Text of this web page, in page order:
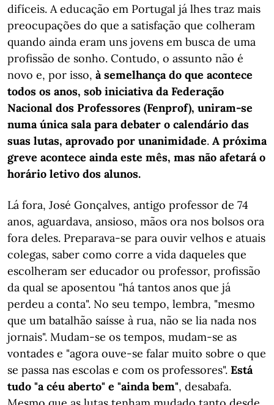
difíceis. A educação em Portugal já lhes traz mais
preocupações do que a satisfação que colheram
quando ainda eram uns jovens em busca de uma
profissão de sonho. Contudo, o assunto não é
novo e, por isso, à semelhança do que acontece
todos os anos, sob iniciativa da Federação
Nacional dos Professores (Fenprof), uniram-se
numa única sala para debater o calendário das
suas lutas, aprovado por unanimidade. A próxima
greve acontece ainda este mês, mas não afetará o
horário letivo dos alunos.
Lá fora, José Gonçalves, antigo professor de 74
anos, aguardava, ansioso, mãos ora nos bolsos ora
fora deles. Preparava-se para ouvir velhos e atuais
colegas, saber como corre a vida daqueles que
escolheram ser educador ou professor, profissão
da qual se aposentou "há tantos anos que já
perdeu a conta". No seu tempo, lembra, "mesmo
que um batalhão saísse à rua, não se lia nada nos
jornais". Mudam-se os tempos, mudam-se as
vontades e "agora ouve-se falar muito sobre o que
se passa nas escolas e com os professores". Está
tudo "a céu aberto" e "ainda bem", desabafa.